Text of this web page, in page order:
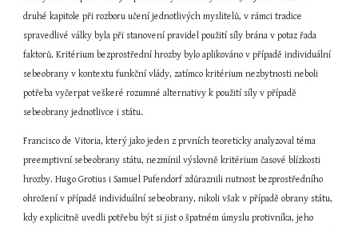
druhé kapitole při rozboru učení jednotlivých myslitelů, v rámci tradice
spravedlivé války byla při stanovení pravidel použití síly brána v potaz řada
faktorů. Kritérium bezprostřední hrozby bylo aplikováno v případě individuální
sebeobrany v kontextu funkční vlády, zatímco kritérium nezbytnosti neboli
potřeba vyčerpat veškeré rozumné alternativy k použití síly v případě
sebeobrany jednotlivce i státu.
Francisco de Vitoria, který jako jeden z prvních teoreticky analyzoval téma
preemptivní sebeobrany státu, nezmínil výslovně kritérium časové blízkosti
hrozby. Hugo Grotius i Samuel Pufendorf zdůraznili nutnost bezprostředního
ohrožení v případě individuální sebeobrany, nikoli však v případě obrany státu,
kdy explicitně uvedli potřebu být si jist o špatném úmyslu protivníka, jeho